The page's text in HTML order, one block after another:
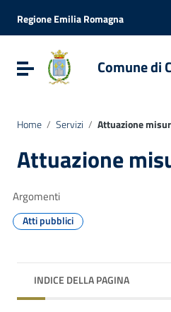
Vai al menu di navigazione
Vai al footer
Regione Emilia Romagna
Attiva / disattiva laComune di
Home / Servizi / Attuazione
Attuazione
Argomenti
Atti pubblici
INDICE DELLA PAGINA